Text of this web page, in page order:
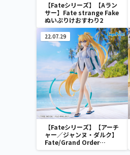
【Fateシリーズ】【Aラン
サー】Fate strange Fake
ぬいぷりけおすわり2
22.07.29
【Fateシリーズ】【アーチ
ャー／ジャンヌ・ダルク】
Fate/Grand Order
FIGURIZM “アーチャー／